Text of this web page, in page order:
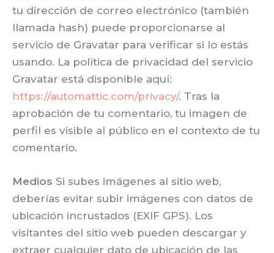
tu dirección de correo electrónico (también
llamada hash) puede proporcionarse al
servicio de Gravatar para verificar si lo estás
usando. La política de privacidad del servicio
Gravatar está disponible aquí:
https://automattic.com/privacy/. Tras la
aprobación de tu comentario, tu imagen de
perfil es visible al público en el contexto de tu
comentario.
Medios Si subes imágenes al sitio web,
deberías evitar subir imágenes con datos de
ubicación incrustados (EXIF GPS). Los
visitantes del sitio web pueden descargar y
extraer cualquier dato de ubicación de las